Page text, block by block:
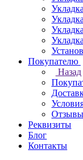
Покупателю
Назад
Отзывы
Реквизиты
Блог
Контакты